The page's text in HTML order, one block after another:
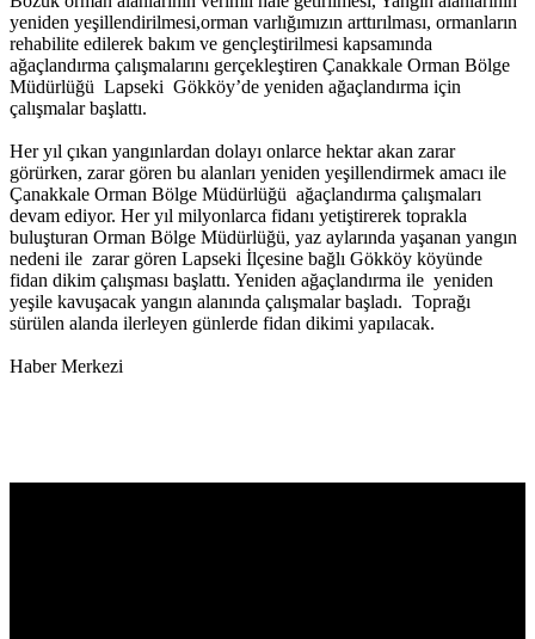
yeniden yeşillendirilmesi,orman varlığımızın arttırılması, ormanların
rehabilite edilerek bakım ve gençleştirilmesi kapsamında
ağaçlandırma çalışmalarını gerçekleştiren Çanakkale Orman Bölge
Müdürlüğü Lapseki Gökköy’de yeniden ağaçlandırma için
çalışmalar başlattı.
Her yıl çıkan yangınlardan dolayı onlarce hektar akan zarar
görürken, zarar gören bu alanları yeniden yeşillendirmek amacı ile
Çanakkale Orman Bölge Müdürlüğü ağaçlandırma çalışmaları
devam ediyor. Her yıl milyonlarca fidanı yetiştirerek toprakla
buluşturan Orman Bölge Müdürlüğü, yaz aylarında yaşanan yangın
nedeni ile zarar gören Lapseki İlçesine bağlı Gökköy köyünde
fidan dikim çalışması başlattı. Yeniden ağaçlandırma ile yeniden
yeşile kavuşacak yangın alanında çalışmalar başladı. Toprağı
sürülen alanda ilerleyen günlerde fidan dikimi yapılacak.
Haber Merkezi